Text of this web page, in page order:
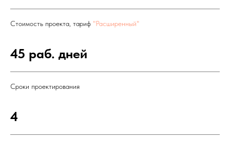
Стоимость проекта, тариф "Расширенный"
45 раб. дней
Сроки проектирования
4